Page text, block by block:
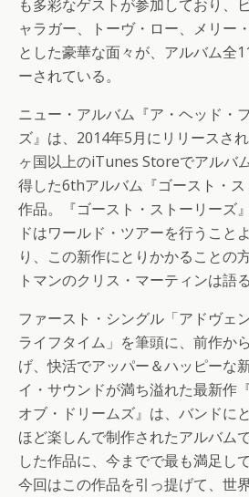
も多彩なゲストが参加しており、
ャラガー、トーヴ・ロー、メリー
とした豪華な面々が、アルバム全
ーされている。
ニュー・アルバム『ア・ヘッド・
ズ』は、2014年5月にリリースさ
ヶ国以上のiTunes Storeでアルバ
得した6thアルバム『ゴースト・ス
作品。『ゴースト・ストーリーズ
ドはワールド・ツアーを行うこと
り、この新作にとりかかることの
トマンのクリス・マーティンは語る
ファースト・シングル「アドヴェ
ライフタイム」を筆頭に、前作か
げ、快活でアッパー＆ハッピーな
イ・サウンドが満ち溢れた最新作
オブ・ドリームズ』は、バンドに
ほど楽しんで制作されたアルバム
した作品に、今までで最も満足し
今回はこの作品を引っ提げて、世